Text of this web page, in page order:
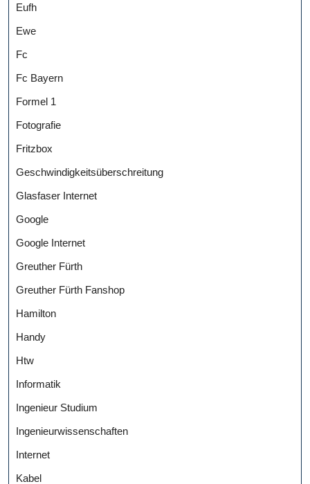
Eufh
Ewe
Fc
Fc Bayern
Formel 1
Fotografie
Fritzbox
Geschwindigkeitsüberschreitung
Glasfaser Internet
Google
Google Internet
Greuther Fürth
Greuther Fürth Fanshop
Hamilton
Handy
Htw
Informatik
Ingenieur Studium
Ingenieurwissenschaften
Internet
Kabel